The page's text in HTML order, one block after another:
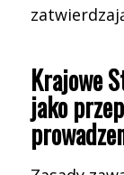
Krajowe
jako